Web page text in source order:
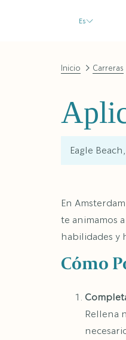
Es
Inicio Carreras
Eagle
En
te animamos
habilidades y
Cómo
Rellena